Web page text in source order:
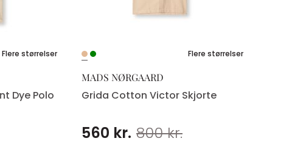
Flere størrelser
Dye Polo
Flere størrelser
MADS NØRGAARD
Grida Cotton Victor Skjorte
560 kr. 800 kr.